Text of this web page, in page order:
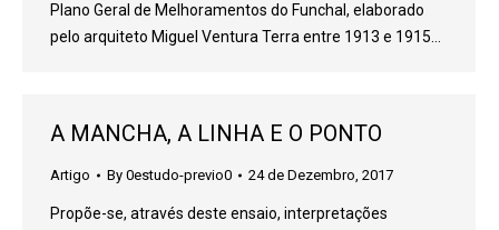
Plano Geral de Melhoramentos do Funchal, elaborado
pelo arquiteto Miguel Ventura Terra entre 1913 e 1915…
A MANCHA, A LINHA E O PONTO
Artigo By 0estudo-previo0 24 de Dezembro, 2017
Propõe-se, através deste ensaio, interpretações